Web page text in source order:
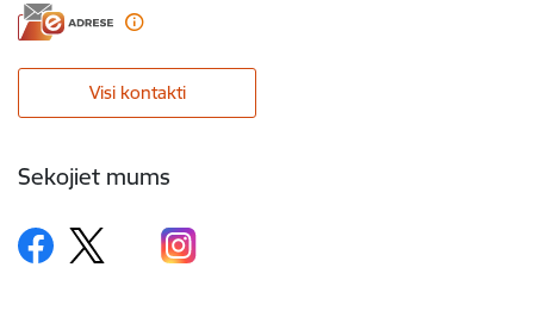
Visi kontakti
Sekojiet mums